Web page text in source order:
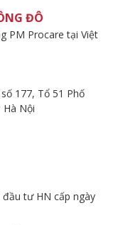
ĐÔ
PM Procare tại Việt
177, Tổ 51 Phố
Hà Nội
đầu tư HN cấp ngày